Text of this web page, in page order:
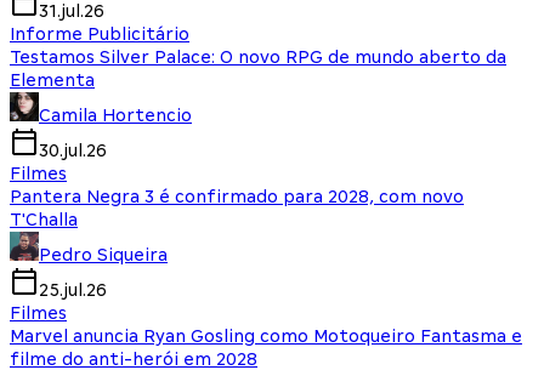
31.jul.26
Informe Publicitário
Testamos Silver Palace: O novo RPG de mundo aberto da
Elementa
Camila Hortencio
30.jul.26
Filmes
Pantera Negra 3 é confirmado para 2028, com novo
T'Challa
Pedro Siqueira
25.jul.26
Filmes
Marvel anuncia Ryan Gosling como Motoqueiro Fantasma e
filme do anti-herói em 2028